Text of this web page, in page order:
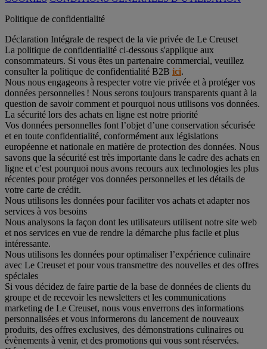
Politique de confidentialité
Déclaration Intégrale de respect de la vie privée de Le Creuset
La politique de confidentialité ci-dessous s'applique aux
consommateurs. Si vous êtes un partenaire commercial, veuillez
consulter la politique de confidentialité B2B ici.
Nous nous engageons à respecter votre vie privée et à protéger vos
données personnelles ! Nous serons toujours transparents quant à la
question de savoir comment et pourquoi nous utilisons vos données.
La sécurité lors des achats en ligne est notre priorité
Vos données personnelles font l’objet d’une conservation sécurisée
et en toute confidentialité, conformément aux législations
européenne et nationale en matière de protection des données. Nous
savons que la sécurité est très importante dans le cadre des achats en
ligne et c’est pourquoi nous avons recours aux technologies les plus
récentes pour protéger vos données personnelles et les détails de
votre carte de crédit.
Nous utilisons les données pour faciliter vos achats et adapter nos
services à vos besoins
Nous analysons la façon dont les utilisateurs utilisent notre site web
et nos services en vue de rendre la démarche plus facile et plus
intéressante.
Nous utilisons les données pour optimaliser l’expérience culinaire
avec Le Creuset et pour vous transmettre des nouvelles et des offres
spéciales
Si vous décidez de faire partie de la base de données de clients du
groupe et de recevoir les newsletters et les communications
marketing de Le Creuset, nous vous enverrons des informations
personnalisées et vous informerons du lancement de nouveaux
produits, des offres exclusives, des démonstrations culinaires ou
évènements à venir, et des promotions qui vous sont réservées.